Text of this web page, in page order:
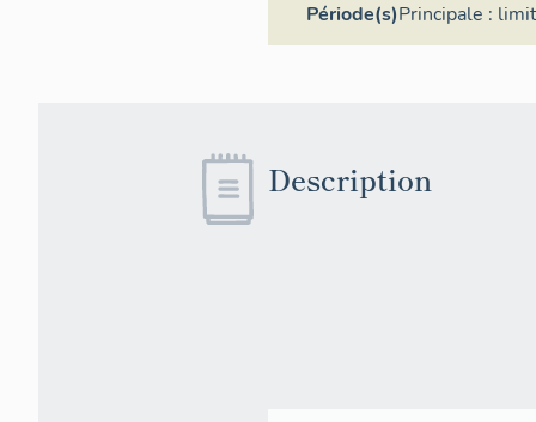
Période(s)Principale :
Description